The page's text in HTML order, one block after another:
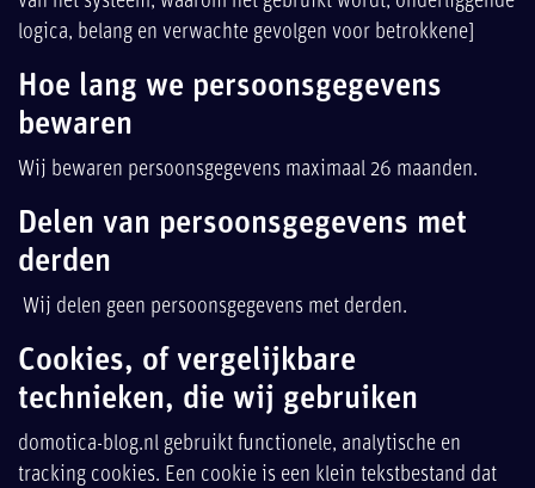
logica, belang en verwachte gevolgen voor betrokkene]
Hoe lang we persoonsgegevens
bewaren
Wij bewaren persoonsgegevens maximaal 26 maanden.
Delen van persoonsgegevens met
derden
Wij delen geen persoonsgegevens met derden.
Cookies, of vergelijkbare
technieken, die wij gebruiken
domotica-blog.nl gebruikt functionele, analytische en
tracking cookies. Een cookie is een klein tekstbestand dat